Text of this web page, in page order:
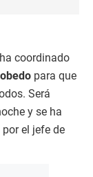
coordinado
para que
Será
y se ha
el jefe de